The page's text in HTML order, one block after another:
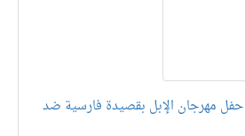
حفل مهرجان الإبل بقصيدة فارسية ضد